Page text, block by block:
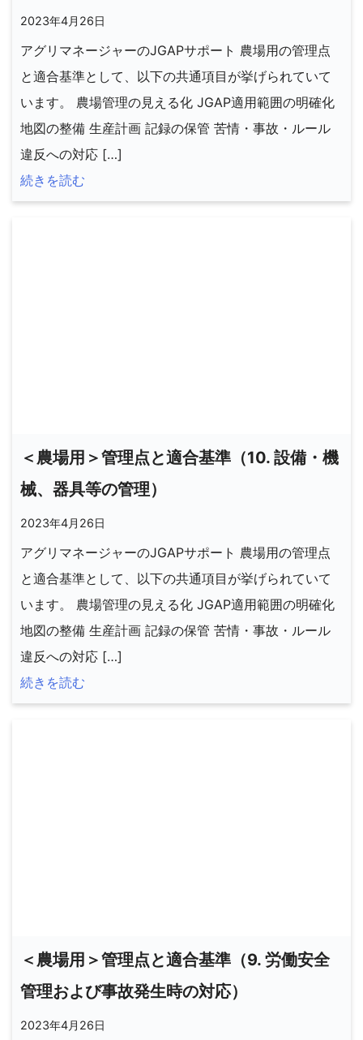
2023年4月26日
アグリマネージャーのJGAPサポート 農場用の管理点
と適合基準として、以下の共通項目が挙げられていて
います。 農場管理の見える化 JGAP適用範囲の明確化
地図の整備 生産計画 記録の保管 苦情・事故・ルール
違反への対応 […]
続きを読む
＜農場用＞管理点と適合基準（10. 設備・機
械、器具等の管理）
2023年4月26日
アグリマネージャーのJGAPサポート 農場用の管理点
と適合基準として、以下の共通項目が挙げられていて
います。 農場管理の見える化 JGAP適用範囲の明確化
地図の整備 生産計画 記録の保管 苦情・事故・ルール
違反への対応 […]
続きを読む
＜農場用＞管理点と適合基準（9. 労働安全
管理および事故発生時の対応）
2023年4月26日